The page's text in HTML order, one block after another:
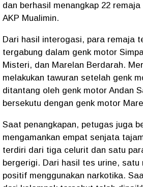
dan berhasil menangkap 22
AKP Mualimin.
Dari hasil interogasi, para remaja
tergabung dalam genk motor
Misteri, dan Marelan Berdarah.
melakukan tawuran setelah genk
ditantang oleh genk motor Andan
bersekutu dengan genk motor
Saat penangkapan, petugas juga
mengamankan empat senjata
terdiri dari tiga celurit dan satu
bergerigi. Dari hasil tes urine, satu
positif menggunakan narkotika.